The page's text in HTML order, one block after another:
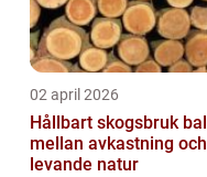
02 april 2026
Hållbart skogsbruk balans
mellan avkastning och
levande natur